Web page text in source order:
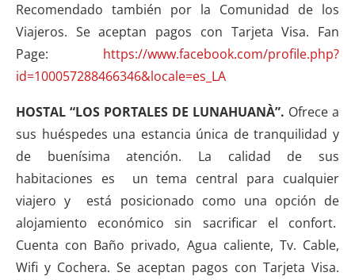
Recomendado también por la Comunidad de los
Viajeros. Se aceptan pagos con Tarjeta Visa. Fan
Page: https://www.facebook.com/profile.php?
id=100057288466346&locale=es_LA
HOSTAL “LOS PORTALES DE LUNAHUANÀ”. Ofrece a
sus huéspedes una estancia única de tranquilidad y
de buenísima atención. La calidad de sus
habitaciones es un tema central para cualquier
viajero y está posicionado como una opción de
alojamiento económico sin sacrificar el confort.
Cuenta con Baño privado, Agua caliente, Tv. Cable,
Wifi y Cochera. Se aceptan pagos con Tarjeta Visa.